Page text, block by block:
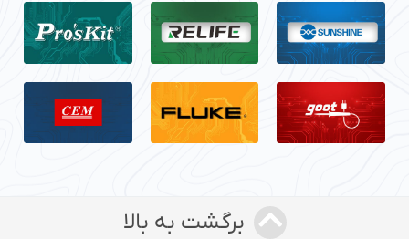
برگشت به بالا